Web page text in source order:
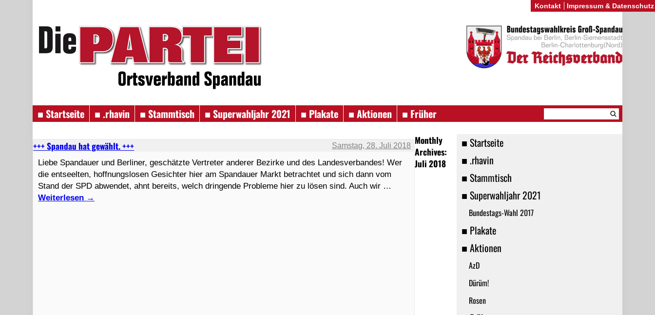
■ Startseite ■ .rhavin ■ Stammtisch ■ Superwahljahr 2021 ■ Plakate ■ Aktionen
■ Früher
■ Startseite
■ .rhavin
■ Stammtisch
■ Superwahljahr 2021
Bundestags-Wahl 2017
■ Plakate
■ Aktionen
AzD
Dürüm!
Rosen
Monthly
Archives:
Juli 2018
+++ Spandau hat gewählt. +++ Samstag, 28. Juli 2018
Liebe Spandauer und Berliner, geschätzte Vertreter anderer Bezirke und des Landesverbandes! Wer
die entseelten, hoffnungslosen Gesichter hier am Spandauer Markt betrachtet und sich dann vom
Stand der SPD abwendet, ahnt bereits, welch dringende Probleme hier zu lösen sind. Auch wir …
Weiterlesen →
Kontakt Impressum & Datenschutz